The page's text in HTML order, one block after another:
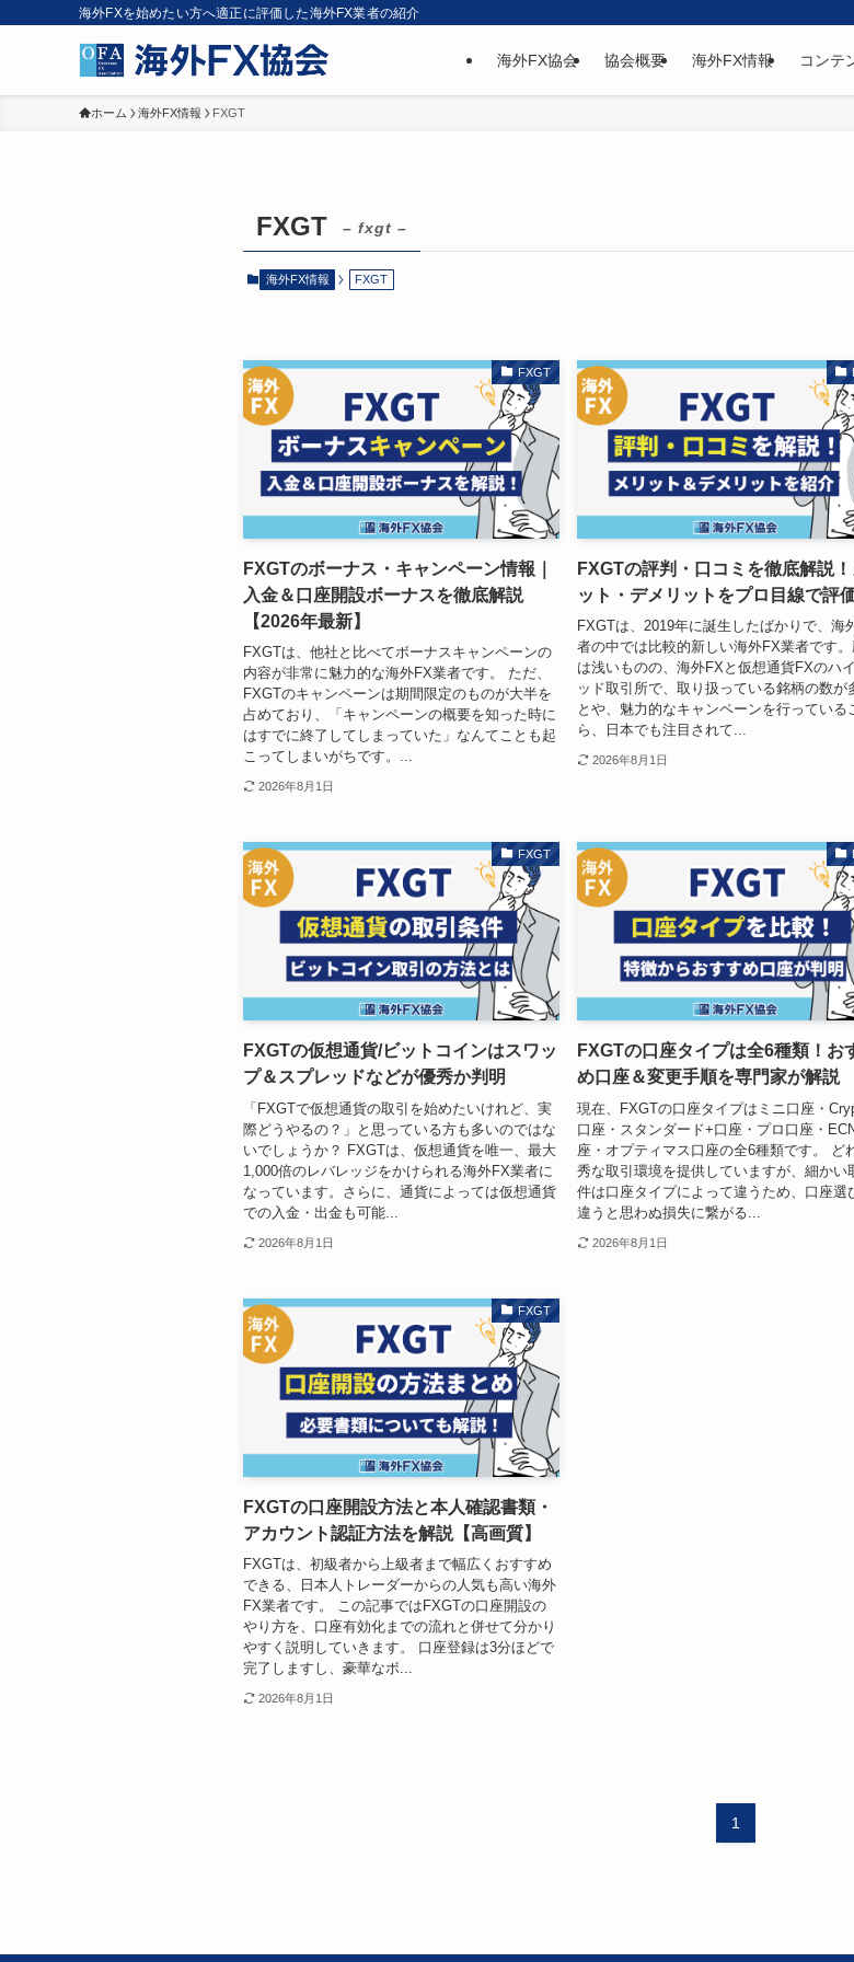
海外FXを始めたい方へ適正に評価した海外FX業者の紹介
海外FX協会 協会概要 海外FX情報 コンテ
ホーム 海外FX情報 FXGT
FXGT – fxgt –
海外FX情報 FXGT
FXGT
FXGTのボーナス・キャンペーン情報｜
入金＆口座開設ボーナスを徹底解説
【2026年最新】
FXGTは、他社と比べてボーナスキャンペーンの
内容が非常に魅力的な海外FX業者です。 ただ、
FXGTのキャンペーンは期間限定のものが大半を
占めており、「キャンペーンの概要を知った時に
はすでに終了してしまっていた」なんてことも起
こってしまいがちです。...
2026年8月1日
FXGTの評判・口コミを徹底解説！
ット・デメリットをプロ目線で評
FXGTは、2019年に誕生したばかりで、海
者の中では比較的新しい海外FX業者です。
は浅いものの、海外FXと仮想通貨FXのハ
ッド取引所で、取り扱っている銘柄の数が
とや、魅力的なキャンペーンを行っている
ら、日本でも注目されて...
2026年8月1日
FXGT
FXGTの仮想通貨/ビットコインはスワッ
プ＆スプレッドなどが優秀か判明
「FXGTで仮想通貨の取引を始めたいけれど、実
際どうやるの？」と思っている方も多いのではな
いでしょうか？ FXGTは、仮想通貨を唯一、最大
1,000倍のレバレッジをかけられる海外FX業者に
なっています。さらに、通貨によっては仮想通貨
での入金・出金も可能...
2026年8月1日
FXGTの口座タイプは全6種類！お
め口座＆変更手順を専門家が解説
現在、FXGTの口座タイプはミニ口座・
口座・スタンダード+口座・プロ口座・
座・オプティマス口座の全6種類です。 ど
秀な取引環境を提供していますが、細かい
件は口座タイプによって違うため、口座選
違うと思わぬ損失に繋がる...
2026年8月1日
FXGT
FXGTの口座開設方法と本人確認書類・
アカウント認証方法を解説【高画質】
FXGTは、初級者から上級者まで幅広くおすすめ
できる、日本人トレーダーからの人気も高い海外
FX業者です。 この記事ではFXGTの口座開設の
やり方を、口座有効化までの流れと併せて分かり
やすく説明していきます。 口座登録は3分ほどで
完了しますし、豪華なボ...
2026年8月1日
1